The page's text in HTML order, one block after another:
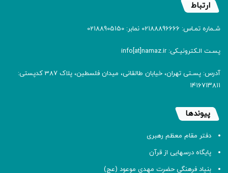
ارتباط
شـماره تمـاس: 02188896666 نمابر: 02188905150
پسـت الـکترونیـکی: info[at]namaz.ir
آدرس: پسـتی تهران، خیابان طالقانی، میدان فلسطین، پلاک 387 کدپستی:
۱۴۱۶۷۱۳۸۱۱
پیوندها
دفتر مقام معظم رهبری
پایگاه درسهایی از قرآن
بنیاد فرهنگی حضرت مهدی موعود (عج)